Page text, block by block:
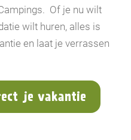
Of je nu wilt
wilt huren, alles is
en laat je verrassen
je vakantie